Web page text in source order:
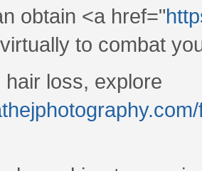
obtain <a href="
to combat
hair loss, explore